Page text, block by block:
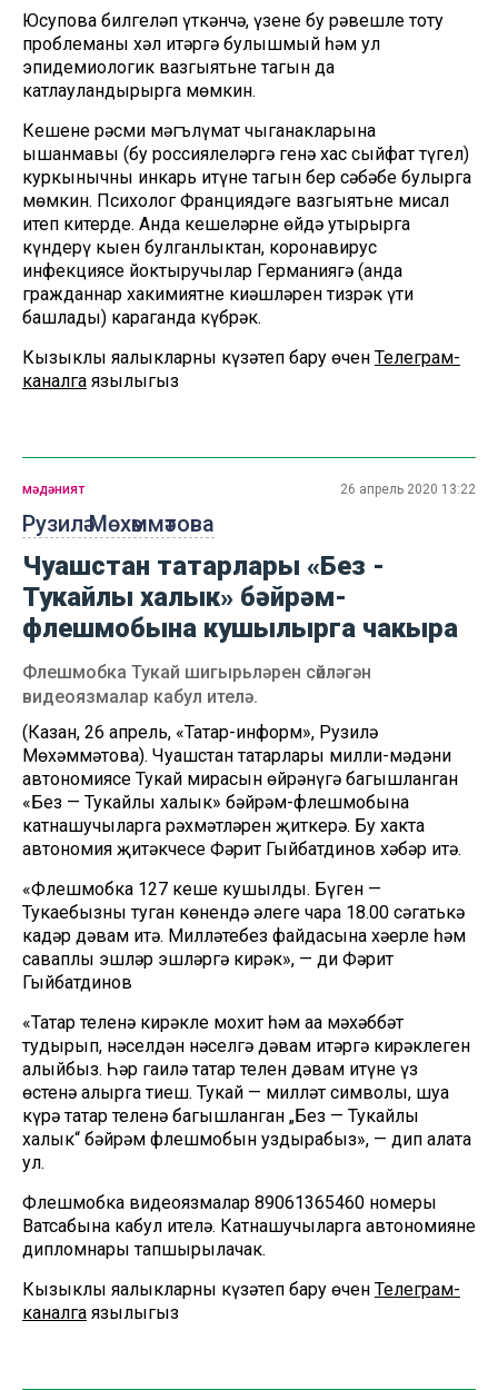
Юсупова билгеләп үткәнчә, үзеңне бу рәвешле тоту
проблеманы хәл итәргә булышмый һәм ул
эпидемиологик вазгыятьне тагын да
катлауландырырга мөмкин.
Кешенең рәсми мәгълүмат чыганакларына
ышанмавы (бу россиялеләргә генә хас сыйфат түгел)
куркынычны инкарь итүнең тагын бер сәбәбе булырга
мөмкин. Психолог Франциядәге вазгыятьне мисал
итеп китерде. Анда кешеләрне өйдә утырырга
күндерү кыен булганлыктан, коронавирус
инфекциясе йоктыручылар Германиягә (анда
гражданнар хакимиятнең киңәшләрен тизрәк үти
башлады) караганда күбрәк.
Кызыклы яңалыкларны күзәтеп бару өчен Телеграм-
каналга язылыгыз
Рузилә Мөхәммәтова
мәдәният 26 апрель 2020 13:22
Чуашстан татарлары «Без -
Тукайлы халык» бәйрәм-
флешмобына кушылырга чакыра
Флешмобка Тукай шигырьләрен сөйләгән
видеоязмалар кабул ителә.
(Казан, 26 апрель, «Татар-информ», Рузилә
Мөхәммәтова). Чуашстан татарлары милли-мәдәни
автономиясе Тукай мирасын өйрәнүгә багышланган
«Без — Тукайлы халык» бәйрәм-флешмобына
катнашучыларга рәхмәтләрен җиткерә. Бу хакта
автономия җитәкчесе Фәрит Гыйбатдинов хәбәр итә.
«Флешмобка 127 кеше кушылды. Бүген —
Тукаебызның туган көнендә әлеге чара 18.00 сәгатькә
кадәр дәвам итә. Милләтебез файдасына хәерле һәм
саваплы эшләр эшләргә кирәк», — ди Фәрит
Гыйбатдинов
«Татар теленә кирәкле мохит һәм аңа мәхәббәт
тудырып, нәселдән нәселгә дәвам итәргә кирәклеген
аңлыйбыз. Һәр гаилә татар телен дәвам итүне үз
өстенә алырга тиеш. Тукай — милләт символы, шуңа
күрә татар теленә багышланган „Без — Тукайлы
халык“ бәйрәм флешмобын уздырабыз», — дип аңлата
ул.
Флешмобка видеоязмалар 89061365460 номеры
Ватсабына кабул ителә. Катнашучыларга автономиянең
дипломнары тапшырылачак.
Кызыклы яңалыкларны күзәтеп бару өчен Телеграм-
каналга язылыгыз